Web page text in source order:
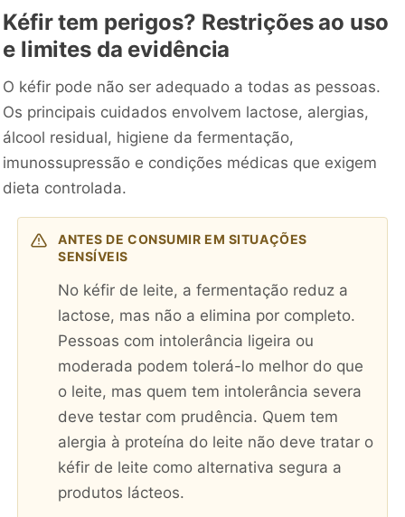
Kéfir tem perigos? Restrições ao uso
e limites da evidência
O kéfir pode não ser adequado a todas as pessoas.
Os principais cuidados envolvem lactose, alergias,
álcool residual, higiene da fermentação,
imunossupressão e condições médicas que exigem
dieta controlada.
ANTES DE CONSUMIR EM SITUAÇÕES
SENSÍVEIS
No kéfir de leite, a fermentação reduz a
lactose, mas não a elimina por completo.
Pessoas com intolerância ligeira ou
moderada podem tolerá-lo melhor do que
o leite, mas quem tem intolerância severa
deve testar com prudência. Quem tem
alergia à proteína do leite não deve tratar o
kéfir de leite como alternativa segura a
produtos lácteos.